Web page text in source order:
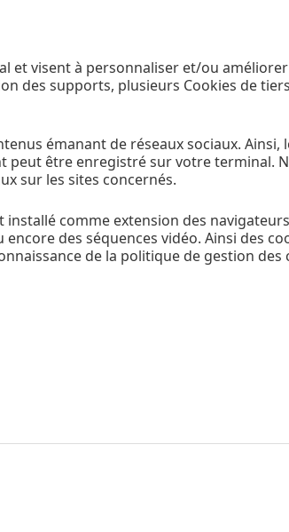
et visent à personnaliser et/ou
des supports, plusieurs Cookies de
émanant de réseaux sociaux. Ainsi,
peut être enregistré sur votre terminal.
sur les sites concernés.
installé comme extension des
des séquences vidéo. Ainsi des
de la politique de gestion des